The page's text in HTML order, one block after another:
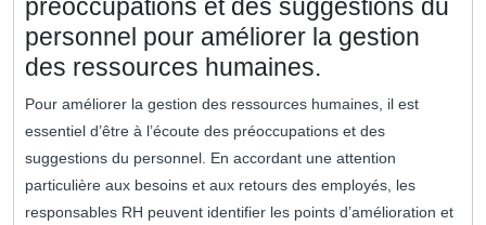
préoccupations et des suggestions du
personnel pour améliorer la gestion
des ressources humaines.
Pour améliorer la gestion des ressources humaines, il est
essentiel d’être à l’écoute des préoccupations et des
suggestions du personnel. En accordant une attention
particulière aux besoins et aux retours des employés, les
responsables RH peuvent identifier les points d’amélioration et